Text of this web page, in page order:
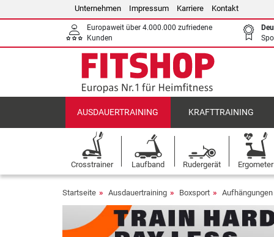
Unternehmen Impressum Karriere Kontakt
Europaweit über 4.000.000 zufriedene
Kunden
AUSDAUERTRAINING KRAFTTRAINING
Crosstrainer Laufband Rudergerät Ergometer
Startseite Ausdauertraining Boxsport Aufhängungen